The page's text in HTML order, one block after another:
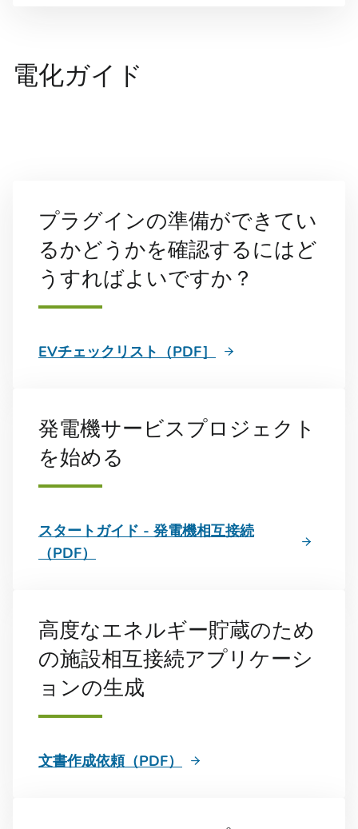
電化ガイド
プラグインの準備ができてい
るかどうかを確認するにはど
うすればよいですか？
EVチェックリスト（PDF］
発電機サービスプロジェクト
を始める
スタートガイド - 発電機相互接続
（PDF）
高度なエネルギー貯蔵のため
の施設相互接続アプリケーシ
ョンの生成
文書作成依頼（PDF）